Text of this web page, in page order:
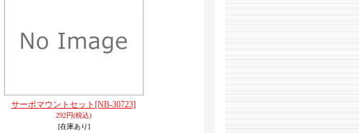
サーボマウントセット [NB-30723]
292円(税込)
[在庫あり]